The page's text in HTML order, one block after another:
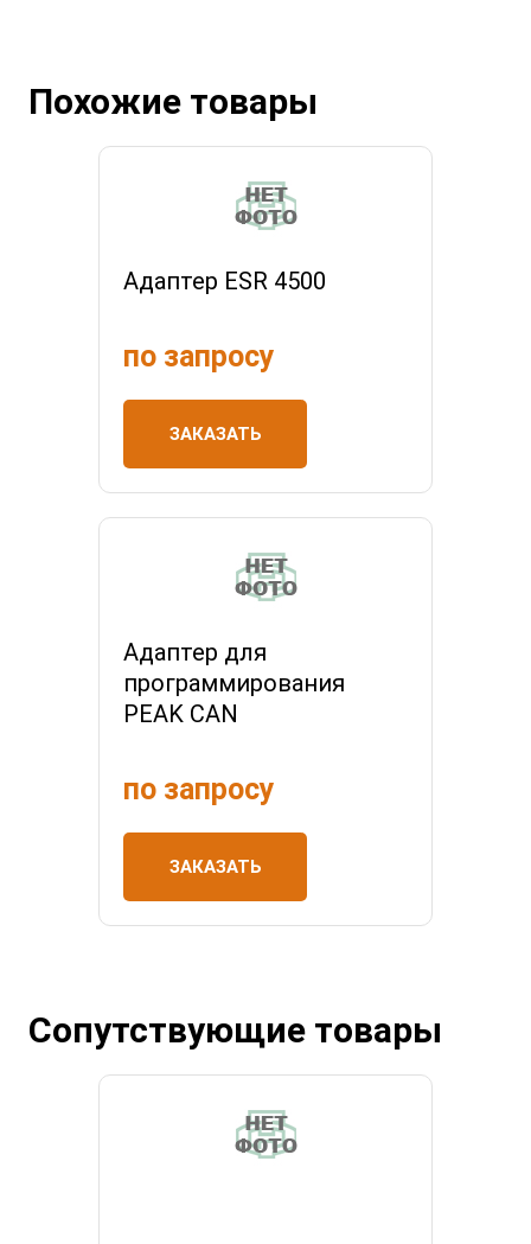
Похожие товары
Адаптер ESR 4500
по запросу
ЗАКАЗАТЬ
Адаптер для
программирования
PEAK CAN
по запросу
ЗАКАЗАТЬ
Сопутствующие товары